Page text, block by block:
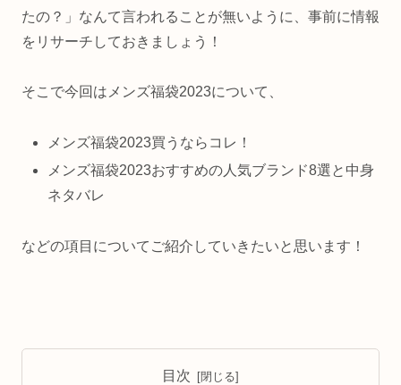
たの？」なんて言われることが無いように、事前に情報
をリサーチしておきましょう！
そこで今回はメンズ福袋2023について、
メンズ福袋2023買うならコレ！
メンズ福袋2023おすすめの人気ブランド8選と中身
ネタバレ
などの項目についてご紹介していきたいと思います！
目次